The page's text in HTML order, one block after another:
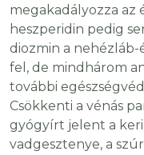
megakadályozza az
heszperidin pedig
diozmin a
fel, de mindhárom
további
Csökkenti a vénás
gyógyírt jelent a
vadgesztenye, a